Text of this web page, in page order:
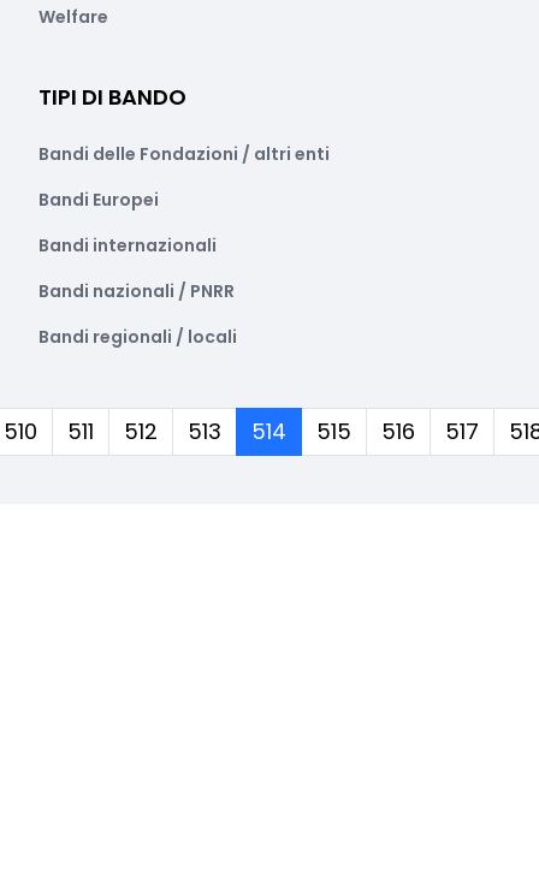
Welfare
TIPI DI BANDO
Bandi delle Fondazioni / altri enti
Bandi Europei
Bandi internazionali
Bandi nazionali / PNRR
Bandi regionali / locali
510 511 512 513 514 (corrente)
515 516 517